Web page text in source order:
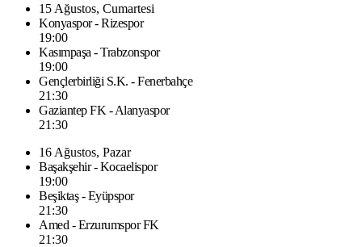
15 Ağustos, Cumartesi
Konyaspor - Rizespor
19:00
Kasımpaşa - Trabzonspor
19:00
Gençlerbirliği S.K. - Fenerbahçe
21:30
Gaziantep FK - Alanyaspor
21:30
16 Ağustos, Pazar
Başakşehir - Kocaelispor
19:00
Beşiktaş - Eyüpspor
21:30
Amed - Erzurumspor FK
21:30